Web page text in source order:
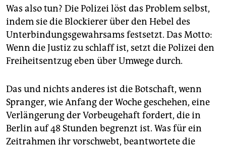
Was also tun? Die Polizei löst das Problem selbst,
indem sie die Blockierer über den Hebel des
Unterbindungsgewahrsams festsetzt. Das Motto:
Wenn die Justiz zu schlaff ist, setzt die Polizei den
Freiheitsentzug eben über Umwege durch.
Das und nichts anderes ist die Botschaft, wenn
Spranger, wie Anfang der Woche geschehen, eine
Verlängerung der Vorbeugehaft fordert, die in
Berlin auf 48 Stunden begrenzt ist. Was für ein
Zeitrahmen ihr vorschwebt, beantwortete die